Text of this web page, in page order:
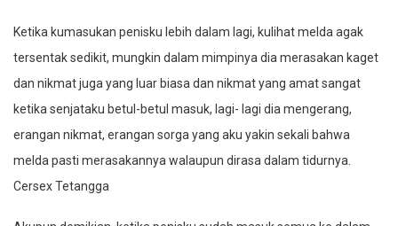
Ketika kumasukan penisku lebih dalam lagi, kulihat melda agak
tersentak sedikit, mungkin dalam mimpinya dia merasakan kaget
dan nikmat juga yang luar biasa dan nikmat yang amat sangat
ketika senjataku betul-betul masuk, lagi- lagi dia mengerang,
erangan nikmat, erangan sorga yang aku yakin sekali bahwa
melda pasti merasakannya walaupun dirasa dalam tidurnya.
Cersex Tetangga